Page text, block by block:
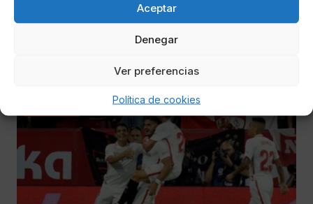
Aceptar
Denegar
Ver preferencias
Política de cookies
El Sevilla en dos ocasiones y el Girona (de Machín) han sido